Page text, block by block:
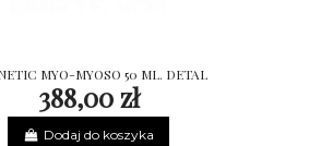
MYO-MYOSO 50 ML. DETAL
388,00 zł
Dodaj do koszyka